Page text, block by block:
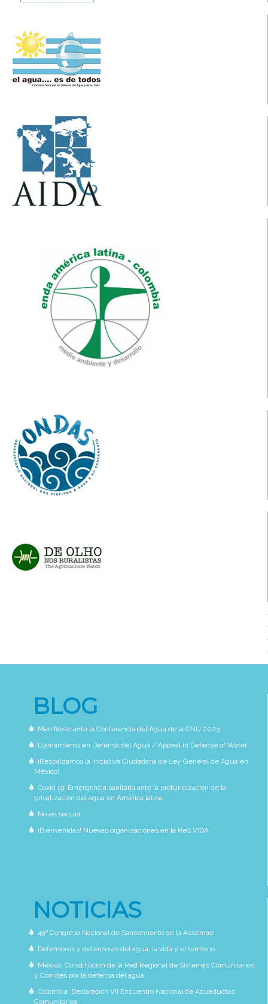
BLOG
Manifiesto ante la Conferencia del Agua de la ONU 2023
Llamamiento en Defensa del Agua / Appeal in Defense of Water
¡Respaldamos la Iniciativa Ciudadana de Ley General de Agua en
México!
Covid 19: Emergencia sanitaria ante la profundización de la
privatización del agua en América latina
No es sequía
¡Bienvenidas! Nuevas organizaciones en la Red VIDA
NOTICIAS
49º Congreso Nacional de Saneamiento de la Assemae
Defensores y defensoras del agua, la vida y el territorio
México: Constitución de la Red Regional de Sistemas Comunitarios
y Comités por la defensa del agua
Colombia: Declaración VII Encuentro Nacional de Acueductos
Comunitarios